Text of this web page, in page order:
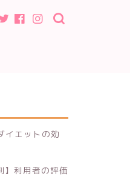
イエットの効
】利用者の評価